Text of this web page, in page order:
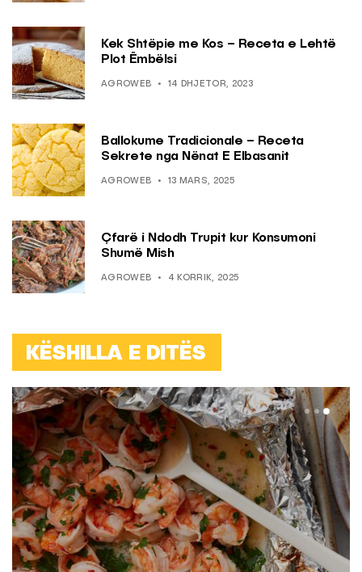
Kek Shtëpie me Kos – Receta e Lehtë
Plot Ëmbëlsi
AGROWEB 14 DHJETOR, 2023
Ballokume Tradicionale – Receta
Sekrete nga Nënat E Elbasanit
AGROWEB 13 MARS, 2025
Çfarë i Ndodh Trupit kur Konsumoni
Shumë Mish
AGROWEB 4 KORRIK, 2025
KËSHILLA E DITËS